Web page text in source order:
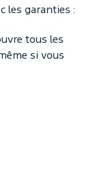
les garanties :
tous les
si vous